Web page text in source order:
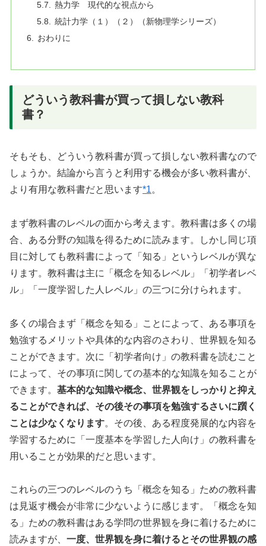
熱力学 現代的な視点から
統計力学（１）（２）（新物理学シリーズ）
おわりに
どういう教科書が買って損しない教科
書？
そもそも、どういう教科書が買って損しない教科書なので
しょうか。結論から言うと利用する機会が多い教科書が、
より有用な教科書だと思います*1。
まず教科書のレベルの面から考えます。教科書は多くの場
合、ある分野の知識を得るために読みます。しかし同じ項
目に対しても教科書によって「知る」というレベルが異な
ります。教科書は主に「概念を知るレベル」「初学者レベ
ル」「一度学習した人レベル」の三つに分けられます。
多くの場合まず「概念を知る」ことによって、ある事項を
勉強するメリットや具体的な内容のさわり、世界観を知る
ことができます。次に「初学者向け」の教科書を読むこと
によって、その事項に関しての基本的な知識を知ることが
できます。 基本的な知識や概念、世界観をしっかりと抑え
ることができれば、その後その事項を勉強するさいに躓く
ことは少なくなります。その後、ある程度発展的な内容を
学習するために「一度基本を学習した人向け」の教科書を
用いることが効果的だと思います。
これらの三つのレベルのうち「概念を知る」ための教科書
は見返す機会が非常に少ないように感じます。「概念を知
る」ための教科書はある学問の世界観を身に着けるために
読みますが、 一度、世界観を身に着けるとその世界観の感